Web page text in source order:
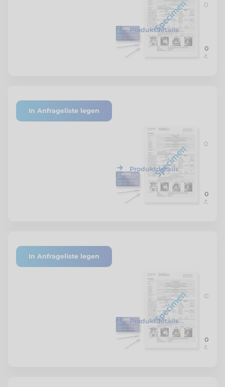
Gesamtgewicht neu bis 5'500
Produktdetails
CHF 1'000.00
Netto zzgl. MwSt.
DTC-Gutachten VW T6
Gesamtgewicht neu bis 3'340
Produktdetails
CHF 250.00
Netto zzgl. MwSt.
In Anfrageliste legen
DTC Gutachten VW Crafter
Gesamtgewicht neu bis 4'200
kg mit Volluftfederung
Produktdetails
CHF 750.00
Netto zzgl. MwSt.
In Anfrageliste legen